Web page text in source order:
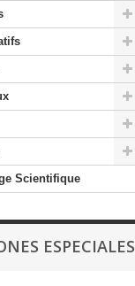
Scientifique
ESPECIALES